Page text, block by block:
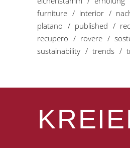
furniture
interior
platano
published
recupero
rovere
sustainability
trends